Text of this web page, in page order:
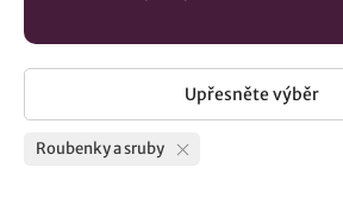
Upřesněte výběr
Roubenky a sruby